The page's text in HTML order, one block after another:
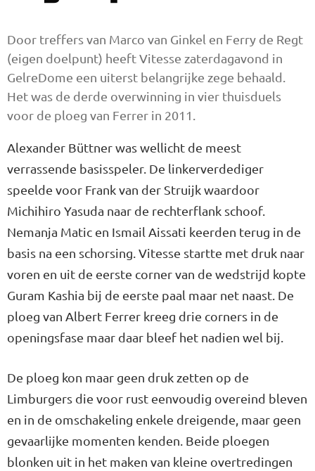
Door treffers van Marco van Ginkel en Ferry de Regt
(eigen doelpunt) heeft Vitesse zaterdagavond in
GelreDome een uiterst belangrijke zege behaald.
Het was de derde overwinning in vier thuisduels
voor de ploeg van Ferrer in 2011.
Alexander Büttner was wellicht de meest
verrassende basisspeler. De linkerverdediger
speelde voor Frank van der Struijk waardoor
Michihiro Yasuda naar de rechterflank schoof.
Nemanja Matic en Ismail Aissati keerden terug in de
basis na een schorsing. Vitesse startte met druk naar
voren en uit de eerste corner van de wedstrijd kopte
Guram Kashia bij de eerste paal maar net naast. De
ploeg van Albert Ferrer kreeg drie corners in de
openingsfase maar daar bleef het nadien wel bij.
De ploeg kon maar geen druk zetten op de
Limburgers die voor rust eenvoudig overeind bleven
en in de omschakeling enkele dreigende, maar geen
gevaarlijke momenten kenden. Beide ploegen
blonken uit in het maken van kleine overtredingen